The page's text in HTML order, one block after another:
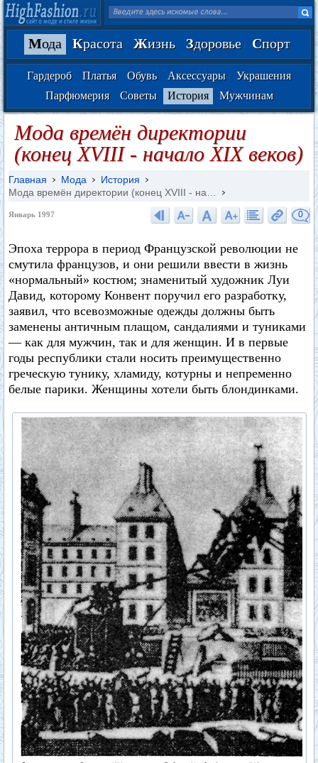
Мода Красота Жизнь Здоровье Спорт
Гардероб Платья Обувь Аксессуары
Украшения
Парфюмерия
Советы История Мужчинам
Мода времён директории
(конец XVIII - начало XIX веков)
Главная Мода
История
Мода времён директории (конец XVIII - на…
Январь 1997 0
Эпоха террора в период Французской революции не
смутила французов, и они решили ввести в жизнь
«нормальный» костюм; знаменитый художник Луи
Давид, которому Конвент поручил его разработку,
заявил, что всевозможные одежды должны быть
заменены античным плащом, сандалиями и туниками
— как для мужчин, так и для женщин. И в первые
годы республики стали носить преимущественно
греческую тунику, хламиду, котурны и непременно
белые парики. Женщины хотели быть блондинками.